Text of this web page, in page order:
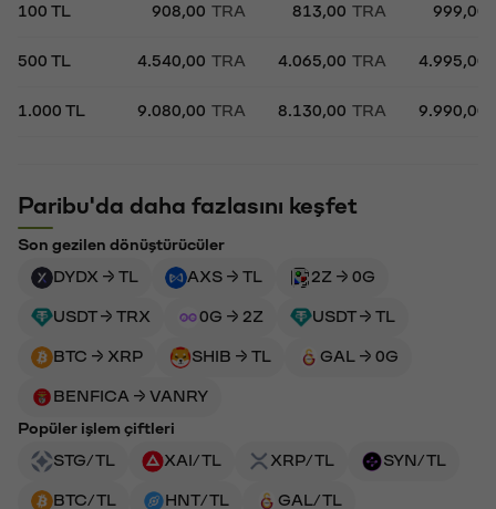
100 TL 908,00 TRA 813,00 TRA 999,00
500 TL 4.540,00 TRA 4.065,00 TRA 4.995,00
1.000 TL 9.080,00 TRA 8.130,00 TRA 9.990,00
Paribu'da daha fazlasını keşfet
Son gezilen dönüştürücüler
DYDX → TL
AXS → TL 2Z → 0G
USDT → TRX 0G → 2Z USDT → TL
BTC → XRP SHIB → TL GAL → 0G
BENFICA → VANRY
Popüler işlem çiftleri
STG/TL
XAI/TL XRP/TL SYN/TL
BTC/TL HNT/TL GAL/TL